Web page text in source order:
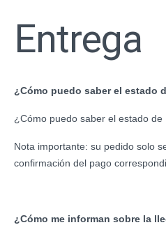
Entrega
¿Cómo puedo saber el estado
¿Cómo puedo saber el estado de
Nota importante: su pedido solo
confirmación del pago
¿Cómo me informan sobre la